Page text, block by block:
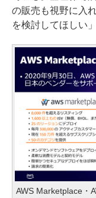
の販売も視野に入
を検討してほしい
AWS Marketplace・